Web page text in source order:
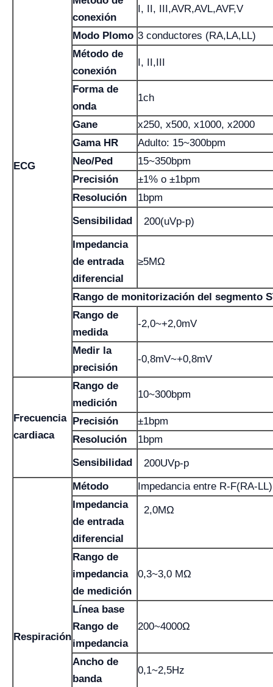
ECG
conexión
I, II, III,AVR,AVL,AVF,V
Modo Plomo 3 conductores (RA,LA,LL)
Método de
conexión
I, II,III
Forma de
onda
1ch
Gane
x250, x500, x1000, x2000
Gama HR
Adulto: 15~300bpm
Neo/Ped
15~350bpm
Precisión
±1% o ±1bpm
Resolución
1bpm
Sensibilidad
200(uVp-p)
Impedancia
de entrada
diferencial
≥5MΩ
Rango de monitorización del segmento
Rango de
medida
-2,0~+2,0mV
Medir la
precisión
-0,8mV~+0,8mV
Frecuencia
cardiaca
Rango de
medición
10~300bpm
Precisión
±1bpm
Resolución
1bpm
Sensibilidad
200UVp-p
Respiración
Método
Impedancia entre R-F(RA-LL)
Impedancia
de entrada
diferencial
2,0MΩ
Rango de
impedancia
de medición
0,3~3,0 MΩ
Línea base
Rango de
impedancia
200~4000Ω
Ancho de
banda
0,1~2,5Hz